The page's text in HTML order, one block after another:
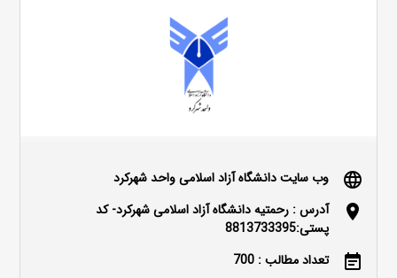
language وب سایت دانشگاه آزاد اسلامی واحد شهرکرد
location_on
آدرس : رحمتیه دانشگاه آزاد اسلامی شهرکرد- کد
پستی:8813733395
event_note تعداد مطالب : 700